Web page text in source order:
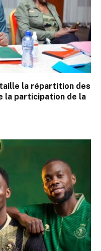
la répartition des
la participation de la